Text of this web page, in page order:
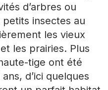
d’arbres ou
insectes au
les vieux
les prairies. Plus
tige ont été
d’ici quelques